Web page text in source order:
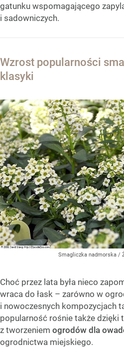
gatunku wspomagającego
i sadowniczych.
Wzrost popularności
klasyki
Smagliczka nadmorska /
Choć przez lata była nieco
wraca do łask – zarówno w
i nowoczesnych kompozycjach
popularność rośnie także dzięki
z tworzeniem ogrodów dla
ogrodnictwa miejskiego.